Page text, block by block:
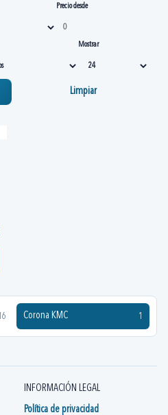
Corona KMC 1
Precio desde
Mostrar
Limpiar
INFORMACIÓN LEGAL
Política de privacidad